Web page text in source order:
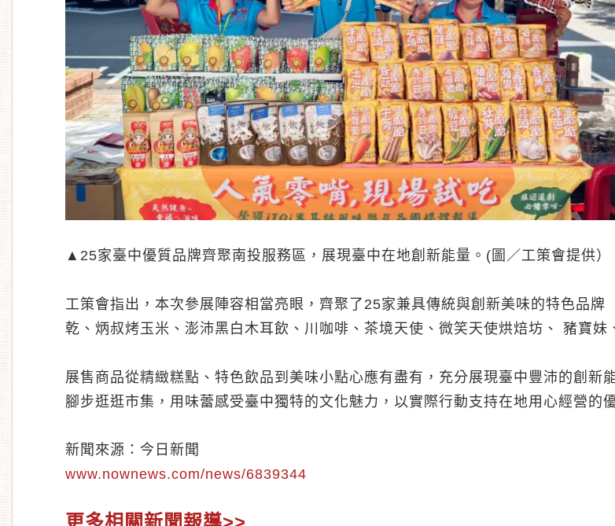
▲25家臺中優質品牌齊聚南投服務區，展現臺中在地創新能量。(圖／工策會提供）
工策會指出，本次參展陣容相當亮眼，齊聚了25家兼具傳統與創新美味的特色品
乾、炳叔烤玉米、澎沛黑白木耳飲、川咖啡、茶境天使、微笑天使烘焙坊、 豬寶
展售商品從精緻糕點、特色飲品到美味小點心應有盡有，充分展現臺中豐沛的創新
腳步逛逛市集，用味蕾感受臺中獨特的文化魅力，以實際行動支持在地用心經營的
新聞來源：今日新聞
www.nownews.com/news/6839344